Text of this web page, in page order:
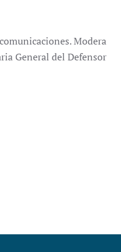
Modera
General del Defensor